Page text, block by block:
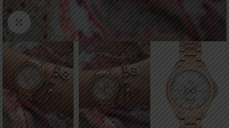
Click to enlarge